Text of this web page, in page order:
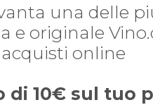
una delle
e originale
online
di 10€ sul tuo